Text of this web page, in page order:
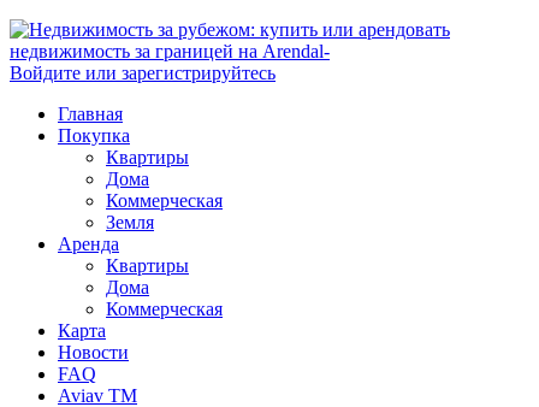
Войдите или зарегистрируйтесь
Главная
Покупка
Квартиры
Дома
Коммерческая
Земля
Аренда
Квартиры
Дома
Коммерческая
Карта
Новости
FAQ
Aviav TM